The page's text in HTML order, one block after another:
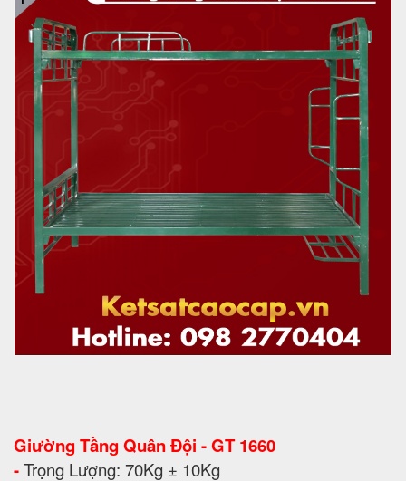
Giường Tầng Quân Đội - GT 1660
-Trọng Lượng: 70Kg ± 10Kg